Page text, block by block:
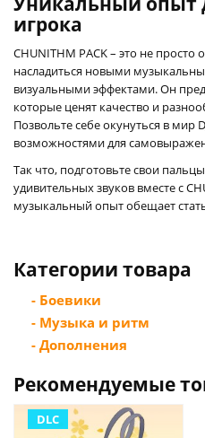
игрока
CHUNITHM PACK – это не
насладиться новыми
визуальными эффектами. Он
которые ценят качество и
Позвольте себе окунуться в мир
возможностями для
Так что, подготовьте свои
удивительных звуков вместе с
музыкальный опыт обещает
Категории товара
- Боевики
- Музыка и ритм
- Дополнения
Рекомендуемые
DLC